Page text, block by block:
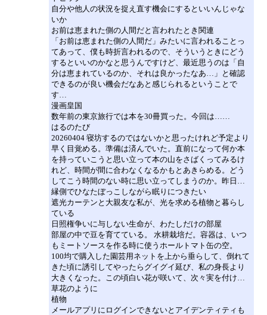
自分や他人の状況を捉え直す機会にするといいんじゃな
いか
お前は恵まれた側の人間だと言われたとき関連
「お前は恵まれた側の人間だ」みたいに言われることっ
てあって、僕も時折言われるので、そういうときにどう
するといいのかなと思うんですけど、最近思うのは「自
分は恵まれているのか、それは良かったなあ…」と確認
できるのが良い機会だなあと感じられるということで
す…
漫画皇国
数年前の東京旅行では本を30冊買った。今回は……
はるのたび
20260404 寝坊するのではないかと思ったけれど予定より
早く目覚める。準備は済んでいた。直前になって何か本
を持っていこうと思い立って本の山をさばくってみるけ
れど、時間が間に合わなくなるかもとあきらめる。どう
してこう時間のない時に思い立ってしまうのか。昨日…
縁側でひなたぼっこしながら眠りにつきたい
遮光カーテンと大親友な私が、光を求める植物と暮らし
ている
日照権争いに与しない生命が、わたしだけの部屋
部屋の中で豆を育てている。 水耕栽培だ。容器は、いつ
もミートソースを作る時に使うホールトマト缶の空。
100均で購入した園芸用ネットを上から垂らして、倒れて
きた頃に誘引してやったらグイグイ延び、私の身長より
大きくなった。この頃白い花が咲いて、次々実を付け…
草花のように
植物
メールアプリにログインできないとアイデンティティも